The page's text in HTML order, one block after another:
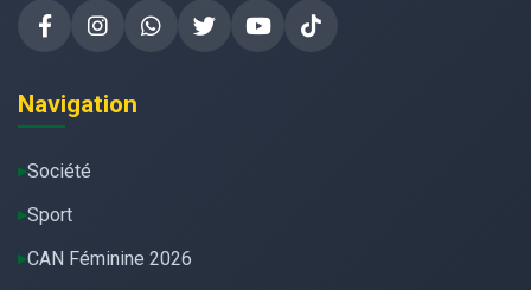
Navigation
Société
Sport
CAN Féminine 2026